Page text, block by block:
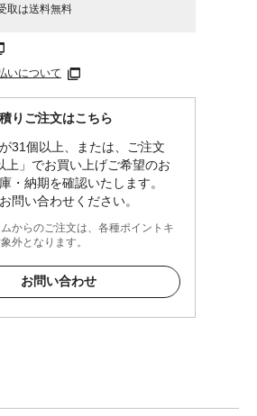
取は送料無料
いについて
りご注文はこちら
が31個以上、または、ご注文
上」でお買い上げご希望のお
・納期を確認いたします。
問い合わせください。
からのご注文は、各種ポイントキ
外となります。
お問い合わせ